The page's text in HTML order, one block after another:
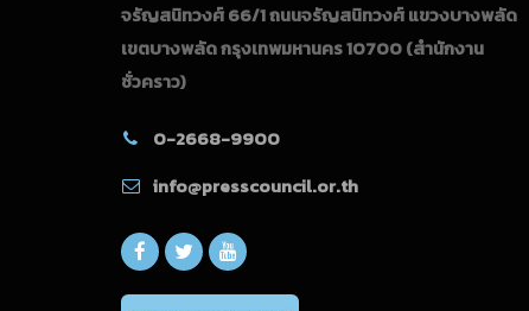
จรัญสนิทวงศ์ 66/1 ถนนจรัญสนิทวงศ์ แขวงบางพลัด
เขตบางพลัด กรุงเทพมหานคร 10700(สำนักงาน
ชั่วคราว)
0-2668-9900
info@presscouncil.or.th